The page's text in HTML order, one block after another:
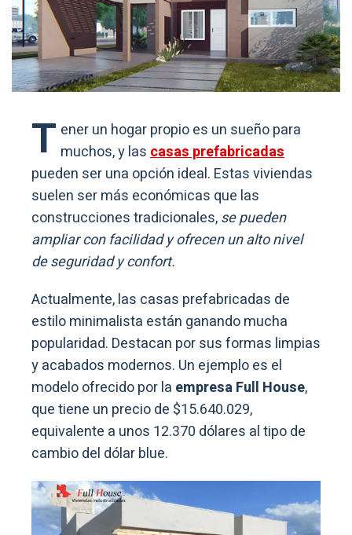
T ener un hogar propio es un sueño para
muchos, y lascasas prefabricadas
pueden ser una opción ideal. Estas viviendas
suelen ser más económicas que las
construcciones tradicionales,se pueden
ampliar con facilidad y ofrecen un alto nivel
de seguridad y confort.
Actualmente, las casas prefabricadas de
estilo minimalista están ganando mucha
popularidad. Destacan por sus formas limpias
y acabados modernos. Un ejemplo es el
modelo ofrecido por la empresa Full House,
que tiene un precio de $15.640.029,
equivalente a unos 12.370 dólares al tipo de
cambio del dólar blue.